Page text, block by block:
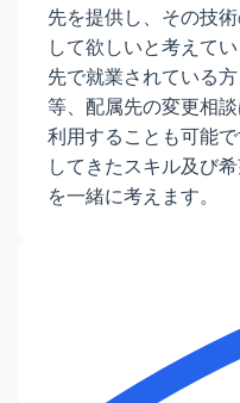
先を提供し、その技
して欲しいと考えて
先で就業されている
等、配属先の変更相
利用することも可能
してきたスキル及び
を一緒に考えます。